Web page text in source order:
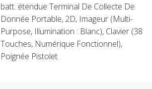
batt. étendue Terminal De Collecte De
Donnée Portable, 2D, Imageur (Multi-
Purpose, Illumination : Blanc), Clavier (38
Touches, Numérique Fonctionnel),
Poignée Pistolet